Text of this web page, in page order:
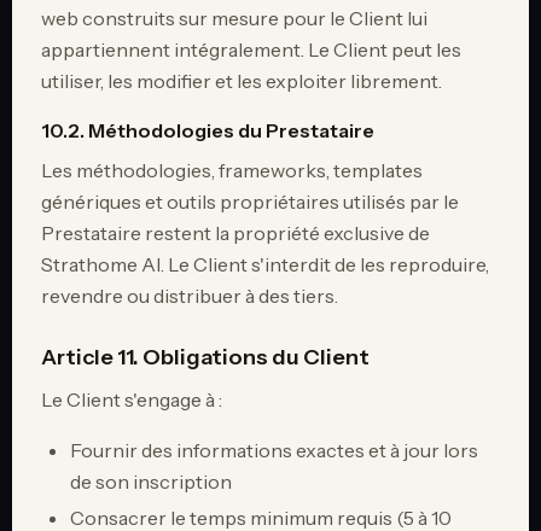
web construits sur mesure pour le Client lui
appartiennent intégralement. Le Client peut les
utiliser, les modifier et les exploiter librement.
10.2. Méthodologies du Prestataire
Les méthodologies, frameworks, templates
génériques et outils propriétaires utilisés par le
Prestataire restent la propriété exclusive de
Strathome AI. Le Client s'interdit de les reproduire,
revendre ou distribuer à des tiers.
Article 11. Obligations du Client
Le Client s'engage à :
Fournir des informations exactes et à jour lors
de son inscription
Consacrer le temps minimum requis (5 à 10